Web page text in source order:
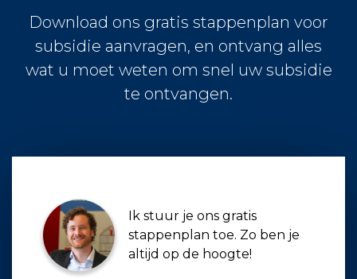
Download ons gratis stappenplan voor
subsidie aanvragen, en ontvang alles
wat u moet weten om snel uw subsidie
te ontvangen.
Ik stuur je ons gratis
stappenplan toe. Zo ben je
altijd op de hoogte!